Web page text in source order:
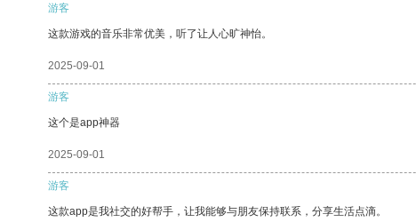
游客
这款游戏的音乐非常优美，听了让人心旷神怡。
2025-09-01
游客
这个是app神器
2025-09-01
游客
这款app是我社交的好帮手，让我能够与朋友保持联系，分享生活点滴。